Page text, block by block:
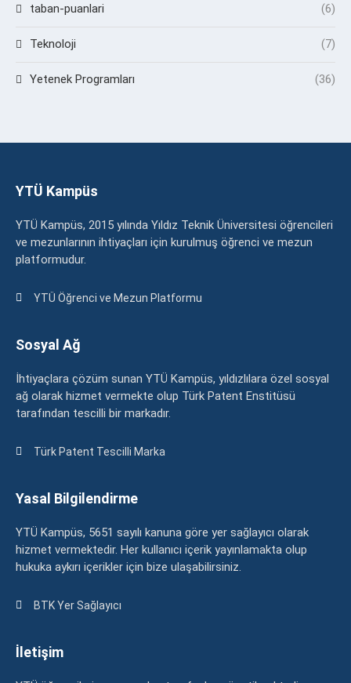
taban-puanlari (6)
Teknoloji (7)
Yetenek Programları (36)
YTÜ Kampüs
YTÜ Kampüs, 2015 yılında Yıldız Teknik Üniversitesi öğrencileri
ve mezunlarının ihtiyaçları için kurulmuş öğrenci ve mezun
platformudur.
YTÜ Öğrenci ve Mezun Platformu
Sosyal Ağ
İhtiyaçlara çözüm sunan YTÜ Kampüs, yıldızlılara özel sosyal
ağ olarak hizmet vermekte olup Türk Patent Enstitüsü
tarafından tescilli bir markadır.
Türk Patent Tescilli Marka
Yasal Bilgilendirme
YTÜ Kampüs, 5651 sayılı kanuna göre yer sağlayıcı olarak
hizmet vermektedir. Her kullanıcı içerik yayınlamakta olup
hukuka aykırı içerikler için bize ulaşabilirsiniz.
BTK Yer Sağlayıcı
İletişim